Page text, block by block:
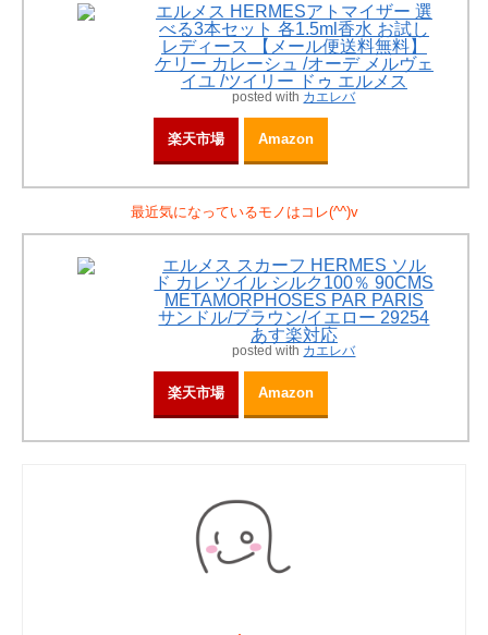
エルメス HERMESアトマイザー 選
べる3本セット 各1.5ml香水 お試し
レディース 【メール便送料無料】
ケリー カレーシュ /オーデ メルヴェ
イユ /ツイリー ドゥ エルメス
posted with カエレバ
楽天市場 Amazon
最近気になっているモノはコレ(^^)v
エルメス スカーフ HERMES ソル
ド カレ ツイル シルク100％ 90CMS
METAMORPHOSES PAR PARIS
サンドル/ブラウン/イエロー 29254
あす楽対応
posted with カエレバ
楽天市場 Amazon